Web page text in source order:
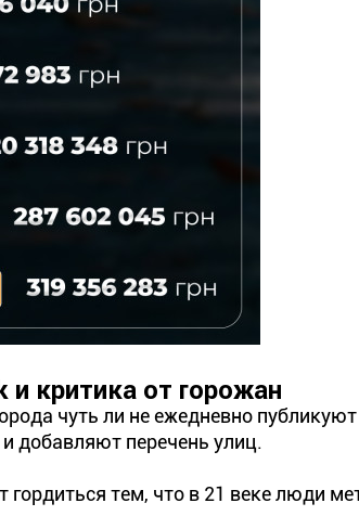
и критика от горожан
чуть ли не ежедневно
добавляют перечень улиц.
гордиться тем, что в 21 веке люди